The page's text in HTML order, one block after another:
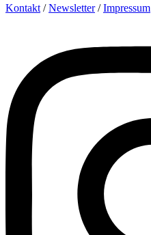
Kontakt /Newsletter/Impressum